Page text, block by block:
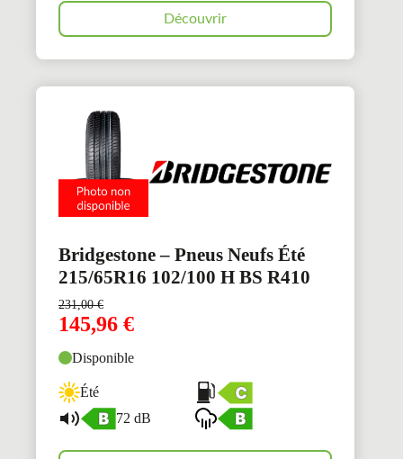
Découvrir
Bridgestone – Pneus Neufs Été
215/65R16 102/100 H BS R410
231,00€
145,96 €
Disponible
Été
72 dB